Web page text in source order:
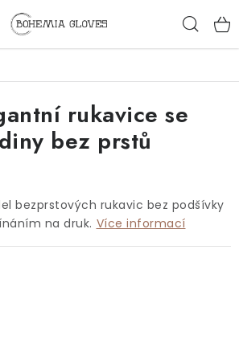
bezprstových rukavic bez podšívky
na druk. Více informací
rukavice se
bez prstů